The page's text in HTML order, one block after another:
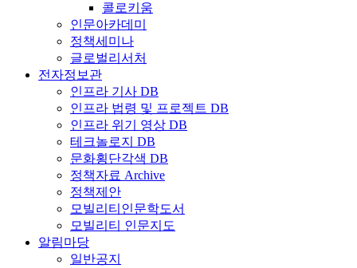
콜로키움
인문아카데미
정책세미나
글로벌리서처
전자정보관
인프라 기사 DB
인프라 법령 및 프로젝트 DB
인프라 위기 영상 DB
테크놀로지 DB
문화횡단각색 DB
정책자료 Archive
정책제안
모빌리티인문학도서
모빌리티 인문지도
알림마당
일반공지